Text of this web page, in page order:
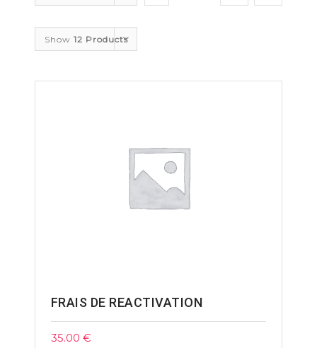
Show 12 Products
FRAIS DE REACTIVATION
35.00 €